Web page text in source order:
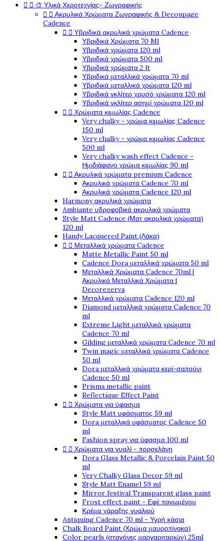
  🎨 Υλικά Χεροτεχνίας- Ζωγραφικής
  Ακρυλικά Χρώματα Ζωγραφικής & Decoupage
Cadence
  Υβριδικά ακρυλικά χρώματα Cadence
Υβριδικά Χρώματα 70 Ml
Υβριδικά χρώματα 120 ml
Υβριδικά χρώματα 500 ml
Υβριδικά χρώματα 2 lt
Υβριδικά μεταλλικά χρώματα 70 ml
Υβριδικά μεταλλικά χρώματα 120 ml
Υβριδικά γκλίτερ χρυσό χρώματα 120 ml
Υβριδικά γκλίτερ ασημί χρώματα 120 ml
  Χρώματα κιμωλίας Cadence
Very chalky - χρώμα κιμωλίας Cadence
150 ml
Very chalky - χρώμα κιμωλίας Cadence
500 ml
Very chalky wash effect Cadence -
Ημιδιάφανο χρώμα κιμωλίας 90 ml
  Ακρυλικά χρώματα premium Cadence
Ακρυλικά χρώματα Cadence 70 ml
Ακρυλικά χρώματα Cadence 120 ml
Harmony ακρυλικά χρώματα
Ambiante υδροφοβικά ακρυλικά χρώματα
Style Matt Cadence (Ματ ακρυλικά χρώματα)
120 ml
Handy Lacquered Paint (Λάκα)
  Μεταλλικά χρώματα Cadence
Matte Metallic Paint 50 ml
Cadence Dora μεταλλικά χρώματα 50 ml
Μεταλλικά Χρώματα Cadence 70ml |
Ακρυλικά Μεταλλικά Χρώματα |
Decorezerva
Μεταλλικά χρώματα Cadence 120 ml
Diamond μεταλλικά χρώματα Cadence 70
ml
Extreme Light μεταλλικά χρώματα
Cadence 70 ml
Gilding μεταλλικά χρώματα Cadence 70 ml
Twin magic μεταλλικά χρώματα Cadence
50 ml
Dora μεταλλικά χρώματα κερί-σαπούνι
Cadence 50 ml
Prisma metallic paint
Reflectique Effect Paint
  Χρώματα για ύφασμα
Style Matt υφάσματος 59 ml
Dora μεταλλικά υφάσματος Cadence 50
ml
Fashion spray για ύφασμα 100 ml
  Χρώματα για γυαλί - πορσελάνη
Dora Glass Metallic & Porcelain Paint 50
ml
Very Chalky Glass Decor 59 ml
Style Matt Enamel 59 ml
Mirror festival Transparent glass paint
Frost effect paint - Εφέ παγωμένου
Κρέμα χάραξης γυαλιού
Antiquing Cadence 70 ml - Υγρή κάσια
Chalk Board Paint (Χρώμα μαυροπίνακα)
Color pearls (σταγόνες μαργαριταριών) 25ml